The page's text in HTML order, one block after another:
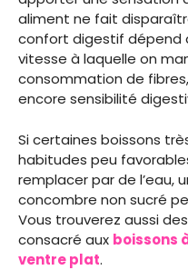
aliment ne fait
confort digestif dépend
vitesse à laquelle on
consommation de
encore sensibilité
Si certaines boissons
habitudes peu
remplacer par de l’eau,
concombre non sucré
Vous trouverez aussi
consacré aux boissons
ventre plat.